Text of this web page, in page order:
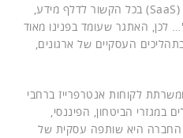
שימוש באפליקציות תוכנה כשירות (SaaS) בכל הקשור לדלף מידע,
לכן, האתגר שעומד בפנינו מאוד
העסקיים של ארגונים,
לקוחות אנטרפרייז ברחבי
פעילים במגזרי הביטחון, הפיננסי,
החברה היא שותפה עסקית של